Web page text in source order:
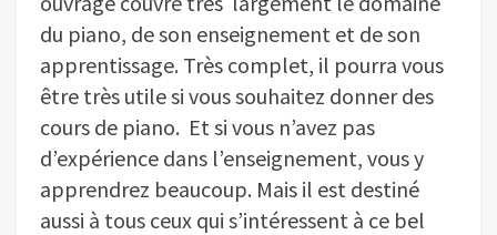
du piano, de son enseignement et de son
apprentissage. Très complet, il pourra vous
être très utile si vous souhaitez donner des
cours de piano. Et si vous n’avez pas
d’expérience dans l’enseignement, vous y
apprendrez beaucoup. Mais il est destiné
aussi à tous ceux qui s’intéressent à ce bel